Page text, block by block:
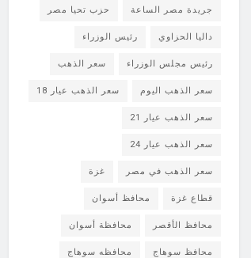
جريدة مصر الساعة حزب تحيا مصر
داليا الحزاوي رئيس الوزراء
رئيس مجلس الوزراء سعر الذهب
سعر الذهب اليوم سعر الذهب عيار 18
سعر الذهب عيار 21
سعر الذهب عيار 24
سعر الذهب في مصر غزة
قطاع غزة محافظ أسوان
محافظ الأقصر محافظة أسوان
محافظ سوهاج محافظه سوهاج